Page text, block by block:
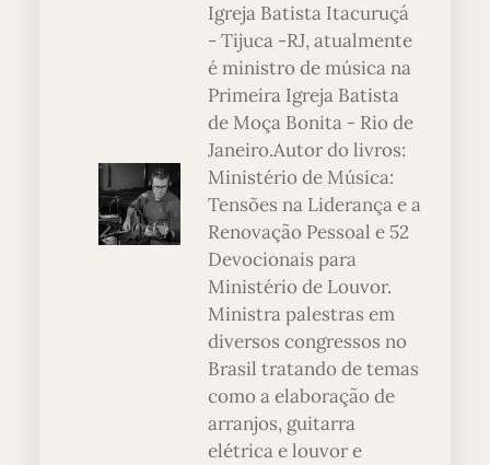
Igreja Batista Itacuruçá
- Tijuca -RJ, atualmente
é ministro de música na
Primeira Igreja Batista
de Moça Bonita - Rio de
Janeiro.Autor do livros:
Ministério de Música:
Tensões na Liderança e a
Renovação Pessoal e 52
Devocionais para
Ministério de Louvor.
Ministra palestras em
diversos congressos no
Brasil tratando de temas
como a elaboração de
arranjos, guitarra
elétrica e louvor e